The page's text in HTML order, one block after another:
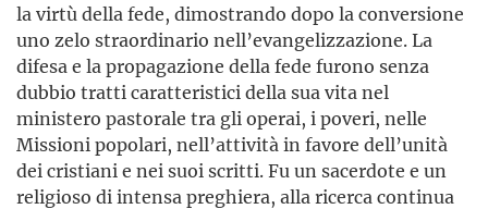
la virtù della fede, dimostrando dopo la conversione
uno zelo straordinario nell’evangelizzazione. La
difesa e la propagazione della fede furono senza
dubbio tratti caratteristici della sua vita nel
ministero pastorale tra gli operai, i poveri, nelle
Missioni popolari, nell’attività in favore dell’unità
dei cristiani e nei suoi scritti. Fu un sacerdote e un
religioso di intensa preghiera, alla ricerca continua